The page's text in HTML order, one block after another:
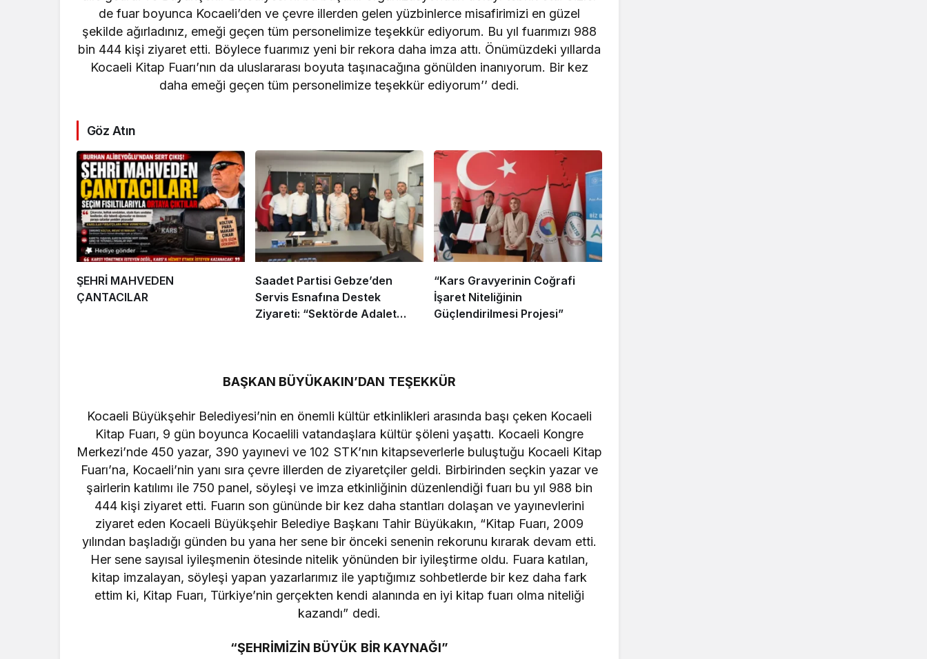
de fuar boyunca Kocaeli’den ve çevre illerden gelen yüzbinlerce misafirimizi en güzel
şekilde ağırladınız, emeği geçen tüm personelimize teşekkür ediyorum. Bu yıl fuarımızı 988
bin 444 kişi ziyaret etti. Böylece fuarımız yeni bir rekora daha imza attı. Önümüzdeki yıllarda
Kocaeli Kitap Fuarı’nın da uluslararası boyuta taşınacağına gönülden inanıyorum. Bir kez
daha emeği geçen tüm personelimize teşekkür ediyorum’’ dedi.
Göz Atın
ŞEHRİ MAHVEDEN
ÇANTACILAR
Saadet Partisi Gebze’den
Servis Esnafına Destek
Ziyareti: “Sektörde Adalet
“Kars Gravyerinin Coğrafi
İşaret Niteliğinin
Güçlendirilmesi Projesi”
BAŞKAN BÜYÜKAKIN’DAN TEŞEKKÜR
Kocaeli Büyükşehir Belediyesi’nin en önemli kültür etkinlikleri arasında başı çeken Kocaeli
Kitap Fuarı, 9 gün boyunca Kocaelili vatandaşlara kültür şöleni yaşattı. Kocaeli Kongre
Merkezi’nde 450 yazar, 390 yayınevi ve 102 STK’nın kitapseverlerle buluştuğu Kocaeli Kitap
Fuarı’na, Kocaeli’nin yanı sıra çevre illerden de ziyaretçiler geldi. Birbirinden seçkin yazar ve
şairlerin katılımı ile 750 panel, söyleşi ve imza etkinliğinin düzenlendiği fuarı bu yıl 988 bin
444 kişi ziyaret etti. Fuarın son gününde bir kez daha stantları dolaşan ve yayınevlerini
ziyaret eden Kocaeli Büyükşehir Belediye Başkanı Tahir Büyükakın, “Kitap Fuarı, 2009
yılından başladığı günden bu yana her sene bir önceki senenin rekorunu kırarak devam etti.
Her sene sayısal iyileşmenin ötesinde nitelik yönünden bir iyileştirme oldu. Fuara katılan,
kitap imzalayan, söyleşi yapan yazarlarımız ile yaptığımız sohbetlerde bir kez daha fark
ettim ki, Kitap Fuarı, Türkiye’nin gerçekten kendi alanında en iyi kitap fuarı olma niteliği
kazandı” dedi.
“ŞEHRİMİZİN BÜYÜK BİR KAYNAĞI”